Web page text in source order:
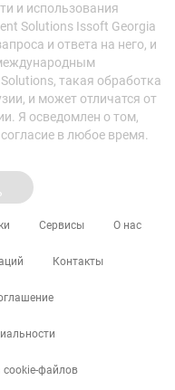
и использования
Solutions Issoft Georgia
и ответа на него, и
такая обработка
и может отличатся от
Я осведомлен о том,
в любое время.
Сервисы О нас
Контакты
cookie-файлов